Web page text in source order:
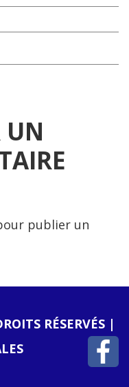
UN
publier un
RÉSERVÉS |